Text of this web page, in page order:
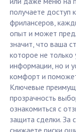
получаете доступ
фрилансеров,
опыт и может
значит, что ваша
которое не только
информации, но и
комфорт и
Ключевые
прозрачность
ознакомиться с
защита сделки. За